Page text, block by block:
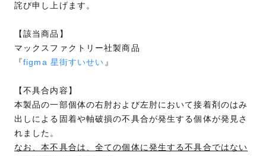
詫び申し上げます。
【該当商品】
マックスファクトリー社製商品
『figma 星街すいせい 』
【不具合内容】
本製品の一部個体の右肘および左肘において接着剤のはみ
出しによる固着や軸破損の不具合が発生する個体が発見さ
れました。
なお、本不具合は、全ての個体に発生する不具合ではない